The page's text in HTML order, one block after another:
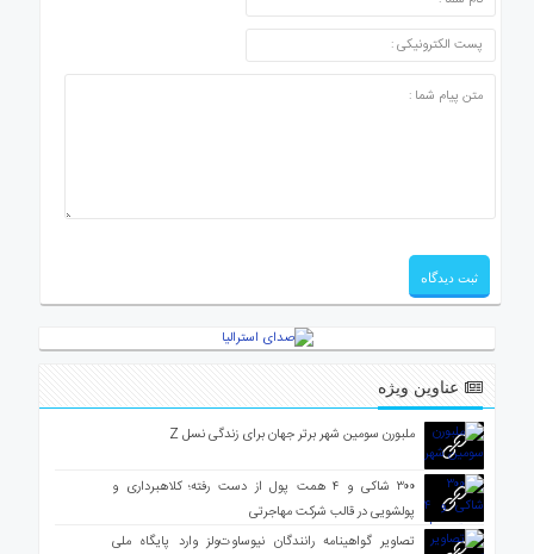
عناوین ویژه
ملبورن سومین شهر برتر جهان برای زندگی نسل Z
۳۰۰ شاکی و ۴ همت پول از دست رفته؛ کلاهبرداری و
پولشویی در قالب شرکت مهاجرتی
تصاویر گواهینامه رانندگان نیوساوت‌ولز وارد پایگاه ملی